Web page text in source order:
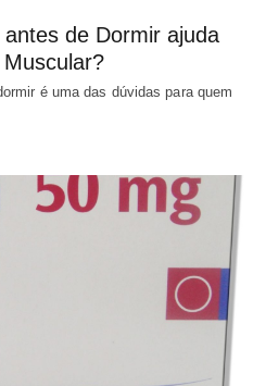
de Dormir ajuda
é uma das dúvidas para quem